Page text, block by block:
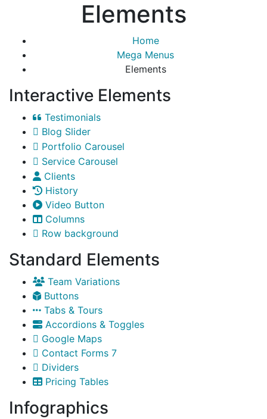
Elements
Home
Mega Menus
Elements
Interactive Elements
Testimonials
Blog Slider
Portfolio Carousel
Service Carousel
Clients
History
Video Button
Columns
Row background
Standard Elements
Team Variations
Buttons
Tabs & Tours
Accordions & Toggles
Google Maps
Contact Forms 7
Dividers
Pricing Tables
Infographics